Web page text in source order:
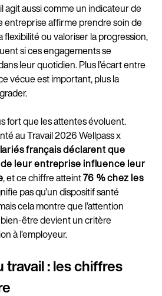
agit aussi comme un indicateur de
entreprise affirme prendre soin de
flexibilité ou valoriser la progression,
si ces engagements se
leur quotidien. Plus l’écart entre
vécue est important, plus la
fort que les attentes évoluent.
au Travail 2026 Wellpass x
français déclarent que
de leur entreprise influence leur
, et ce chiffre atteint76 % chez les
pas qu’un dispositif santé
cela montre que l’attention
être devient un critère
à l’employeur.
travail : les chiffres